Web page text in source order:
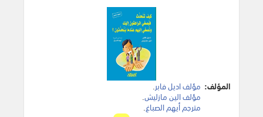
المؤلف: مؤلف اديل فابر.
مؤلف الين مازليش.
مترجم أيهم الصباغ.